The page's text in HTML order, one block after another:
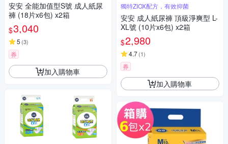
安安 全能加值型S號 成人紙尿
褲 (18片x6包) x2箱
$3,040
5 (3)
券
加入購物車
獨特ZIOX配方，有效抑菌
安安 成人紙尿褲 頂級淨爽型 L-
XL號 (10片x6包) x2箱
$2,980
4.7(1)
券
加入購物車